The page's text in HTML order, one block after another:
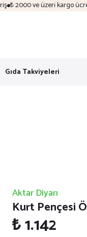
₺ 2000 ve üzeri kargo
Gıda Takviyeleri
Aktar Diyarı
Kurt Pençesi
₺ 1.142